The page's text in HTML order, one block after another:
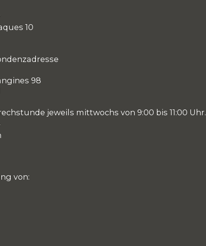
10
98
jeweils mittwochs von 9:00 bis 11:00 Uhr.
von: